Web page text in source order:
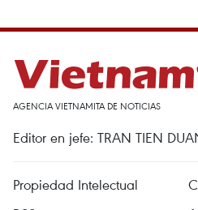
AGENCIA VIETNAMITA DE NOTICIAS
Editor en jefe: TRAN TIEN
Propiedad Intelectual